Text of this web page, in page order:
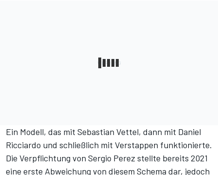
Ein Modell, das mit Sebastian Vettel, dann mit Daniel
Ricciardo und schließlich mit Verstappen funktionierte.
Die Verpflichtung von Sergio Perez stellte bereits 2021
eine erste Abweichung von diesem Schema dar, jedoch